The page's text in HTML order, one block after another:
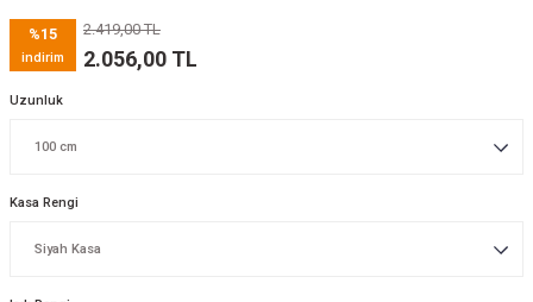
%15
indirim
2.419,00 TL
2.056,00 TL
Uzunluk
Kasa Rengi